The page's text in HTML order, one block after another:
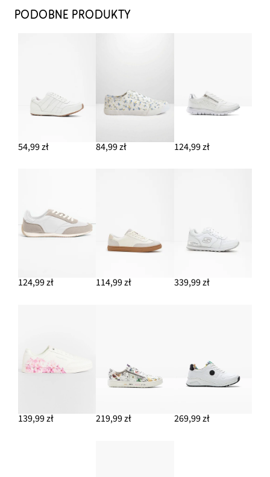
64,99 zł
DODAJ DO KOSZYKA
Kolczyki kółka
PODOBNE PRODUKTY
54,99 zł 84,99 zł 124,99 zł
124,99 zł 114,99 zł 339,99 zł
139,99 zł 219,99 zł 269,99 zł